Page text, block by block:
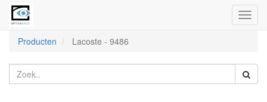
Producten
Lacoste - 9486